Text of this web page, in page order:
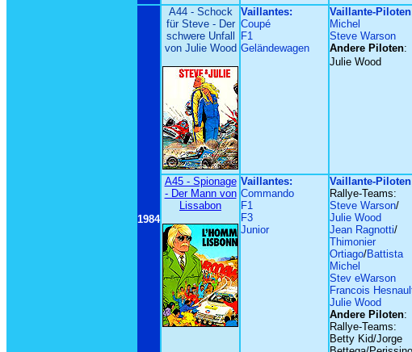
1984
A44 - Schock
für Steve - Der
schwere Unfall
von Julie Wood
Vaillantes:
Coupé
F1
Geländewagen
Vaillante-
Michel
Steve Warson
Andere Piloten:
Julie Wood
A45 - Spionage
- Der Mann von
Lissabon
Vaillantes:
Commando
F1
F3
Junior
Vaillante-
Rallye-Teams:
Steve Warson/
Julie Wood
Jean Ragnotti/
Thimonier
Ortiago/Battista
Michel
Stev eWarson
Francois
Julie Wood
Andere Piloten:
Rallye-Teams:
Betty Kid/Jorge